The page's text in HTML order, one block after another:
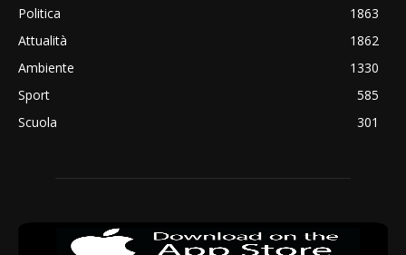
Politica
1863
Attualità
1862
Ambiente
1330
Sport
585
Scuola
301